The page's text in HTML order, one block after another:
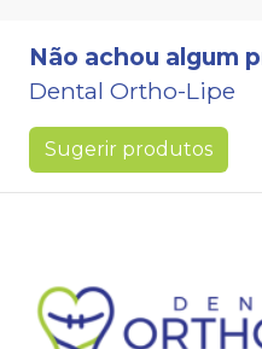
Não achou algum
Dental Ortho-Lipe
Sugerir produtos